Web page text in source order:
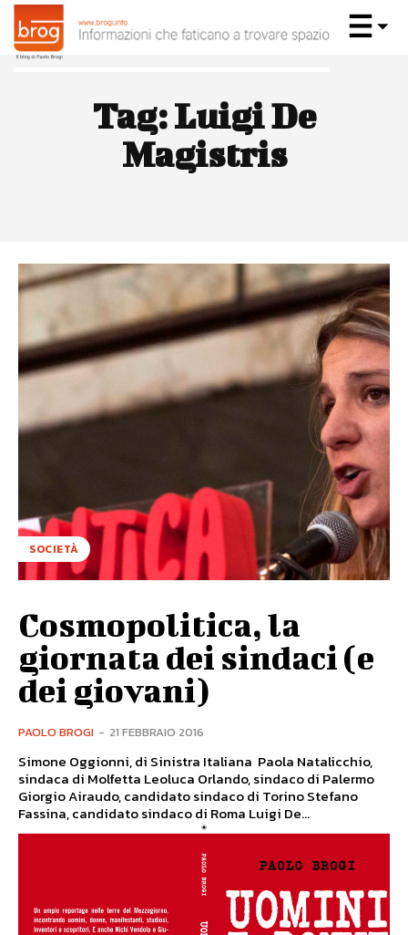
Tag:Luigi De
Magistris
SOCIETÀ
Cosmopolitica, la
giornata dei sindaci (e
dei giovani)
PAOLO BROGI - 21 FEBBRAIO 2016
Simone Oggionni, di Sinistra Italiana Paola Natalicchio,
sindaca di Molfetta Leoluca Orlando, sindaco di Palermo
Giorgio Airaudo, candidato sindaco di Torino Stefano
Fassina, candidato sindaco di Roma Luigi De...